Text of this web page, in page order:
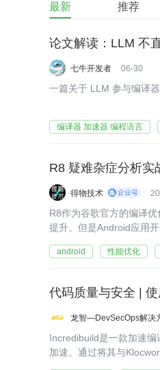
最新 推荐
论文解读：LLM 不
七牛开发者 06-30
一篇关于 LLM 参与编译
编译器 加速器 编程语言
R8 疑难杂症分析实
得物技术
R8作为谷歌官方的编译
提升。但是Android应用
android 性能优化
代码质量与安全 |
龙智—DevSecOps解决
Incredibuild是一款加速
加速。通过将其与